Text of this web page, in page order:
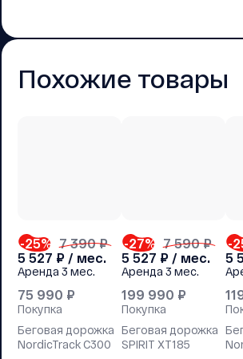
Похожие товары
-25% 7 390 ₽
5 527 ₽ / мес.
Аренда 3 мес.
75 990 ₽
Покупка
Беговая дорожка
NordicTrack C300
-27% 7 590 ₽
5 527 ₽ / мес.
Аренда 3 мес.
199 990 ₽
Покупка
Беговая дорожка
SPIRIT XT185
-
5